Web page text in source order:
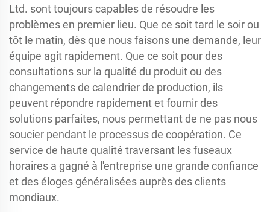
Ltd. sont toujours capables de résoudre les
problèmes en premier lieu. Que ce soit tard le soir ou
tôt le matin, dès que nous faisons une demande, leur
équipe agit rapidement. Que ce soit pour des
consultations sur la qualité du produit ou des
changements de calendrier de production, ils
peuvent répondre rapidement et fournir des
solutions parfaites, nous permettant de ne pas nous
soucier pendant le processus de coopération. Ce
service de haute qualité traversant les fuseaux
horaires a gagné à l'entreprise une grande confiance
et des éloges généralisées auprès des clients
mondiaux.